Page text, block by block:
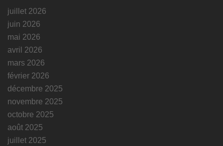
juillet 2026
juin 2026
mai 2026
avril 2026
mars 2026
février 2026
décembre 2025
novembre 2025
octobre 2025
août 2025
juillet 2025